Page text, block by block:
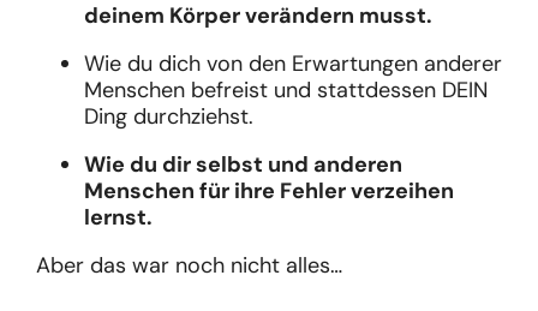
deinem Körper verändern musst.
Wie du dich von den Erwartungen anderer
Menschen befreist und stattdessen DEIN
Ding durchziehst.
Wie du dir selbst und anderen
Menschen für ihre Fehler verzeihen
lernst.
Aber das war noch nicht alles…